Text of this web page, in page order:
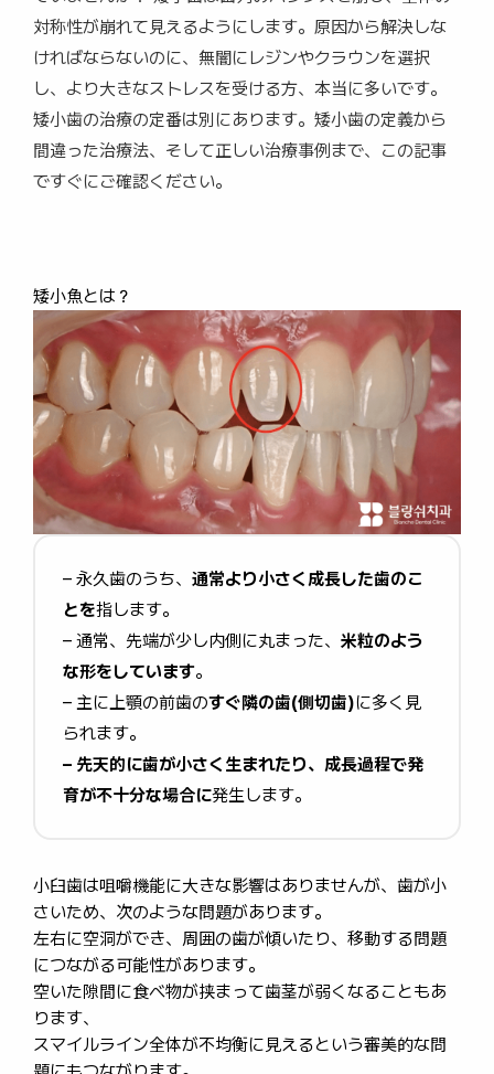
対称性が崩れて見えるようにします。原因から解決しな
ければならないのに、無闇にレジンやクラウンを選択
し、より大きなストレスを受ける方、本当に多いです。
矮小歯の治療の定番は別にあります。矮小歯の定義から
間違った治療法、そして正しい治療事例まで、この記事
ですぐにご確認ください。
矮小魚とは？
– 永久歯のうち、 通常より小さく成長した歯のこ
とを指します。
– 通常、先端が少し内側に丸まった、 米粒のよう
な形をしています。
– 主に上顎の前歯のすぐ隣の歯(側切歯)に多く見
られます。
– 先天的に歯が小さく生まれたり、成長過程で発
育が不十分な場合に発生します。
小臼歯は咀嚼機能に大きな影響はありませんが、歯が小
さいため、次のような問題があります。
左右に空洞ができ、周囲の歯が傾いたり、移動する問題
につながる可能性があります。
空いた隙間に食べ物が挟まって歯茎が弱くなることもあ
ります、
スマイルライン全体が不均衡に見えるという審美的な問